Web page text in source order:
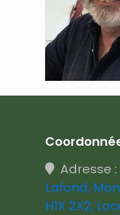
Adresse :
Lafond,
H1X 2X2,